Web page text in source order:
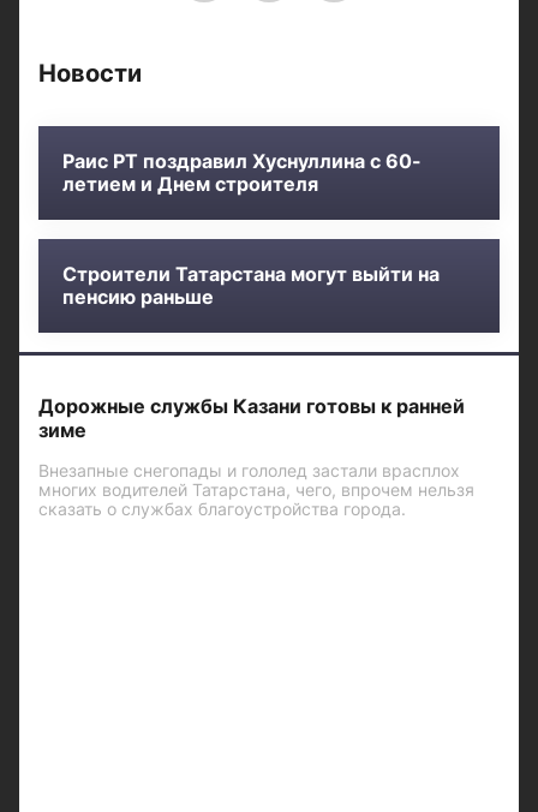
Новости
Раис РТ поздравил Хуснуллина с 60-
летием и Днем строителя
Строители Татарстана могут выйти на
пенсию раньше
Дорожные службы Казани готовы к ранней
зиме
Внезапные снегопады и гололед застали врасплох
многих водителей Татарстана, чего, впрочем нельзя
сказать о службах благоустройства города.